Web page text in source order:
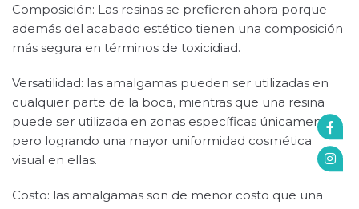
Composición: Las resinas se prefieren ahora porque
además del acabado estético tienen una composición
más segura en términos de toxicidiad.
Versatilidad: las amalgamas pueden ser utilizadas en
cualquier parte de la boca, mientras que una resina
puede ser utilizada en zonas específicas únicamente
pero logrando una mayor uniformidad cosmética
visual en ellas.
Costo: las amalgamas son de menor costo que una